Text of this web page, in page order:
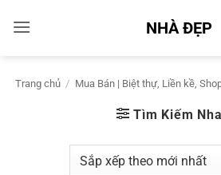
qua
NHÀ ĐẸP
Trang chủ / Mua Bán | Biệt thự, Liền kề,
Tìm Kiếm